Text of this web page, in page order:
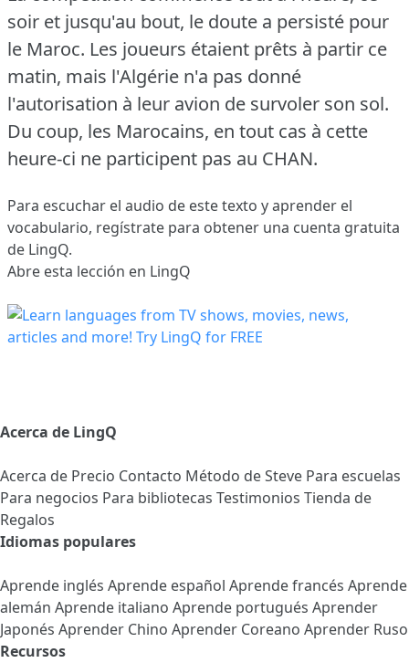
soir et jusqu'au bout, le doute a persisté pour
le Maroc. Les joueurs étaient prêts à partir ce
matin, mais l'Algérie n'a pas donné
l'autorisation à leur avion de survoler son sol.
Du coup, les Marocains, en tout cas à cette
heure-ci ne participent pas au CHAN.
Para escuchar el audio de este texto y aprender el
vocabulario, regístrate para obtener una cuenta gratuita
de LingQ.
Abre esta lección en LingQ
Acerca de LingQ
Acerca de Precio Contacto Método de Steve Para escuelas
Para negocios Para bibliotecas Testimonios Tienda de
Regalos
Idiomas populares
Aprende inglés Aprende español Aprende francés Aprende
alemán Aprende italiano Aprende portugués Aprender
Japonés Aprender Chino Aprender Coreano Aprender Ruso
Recursos